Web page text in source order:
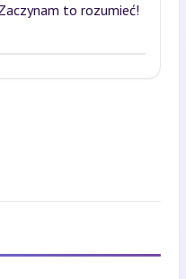
to rozumieć!